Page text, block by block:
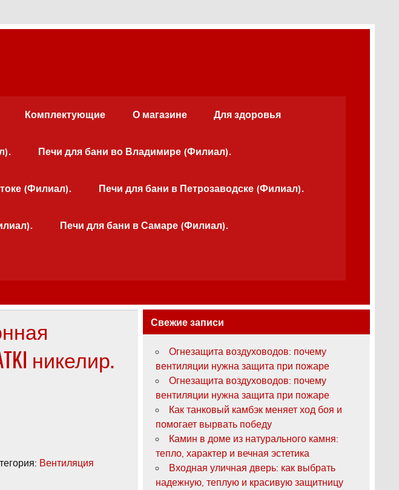
Комплектующие О магазине Для здоровья
Печи для бани во Владимире (Филиал).
(Филиал). Печи для бани в Петрозаводске (Филиал).
Печи для бани в Самаре (Филиал).
никелир.
Вентиляция
Свежие записи
Огнезащита воздуховодов: почему
вентиляции нужна защита при пожаре
Огнезащита воздуховодов: почему
вентиляции нужна защита при пожаре
Как танковый камбэк меняет ход боя и
помогает вырвать победу
Камин в доме из натурального камня:
тепло, характер и вечная эстетика
Входная уличная дверь: как выбрать
надежную, теплую и красивую защитницу